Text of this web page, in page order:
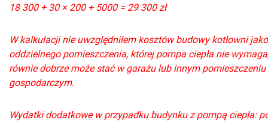
18 300 + 30 × 200 + 5000 = 29 300 zł
W kalkulacji nie uwzględniłem kosztów budowy kotłowni jako
oddzielnego pomieszczenia, której pompa ciepła nie
równie dobrze może stać w garażu lub innym pomieszczeniu
gospodarczym.
Wydatki dodatkowe w przypadku budynku z pompą ciepła: